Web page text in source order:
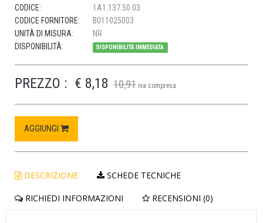
CODICE:
1A1.137.50.03
CODICE FORNITORE:
B011025003
UNITÀ DI MISURA:
NR
DISPONIBILITÀ:
DISPONIBILITÀ IMMEDIATA
PREZZO : € 8,18 10,91 iva compresa
AGGIUNGI
DESCRIZIONE SCHEDE TECNICHE
RICHIEDI INFORMAZIONI RECENSIONI (0)